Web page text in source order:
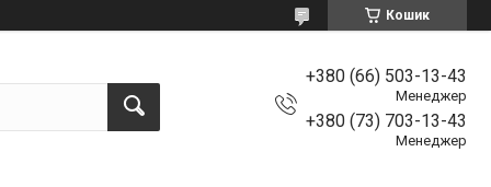
Кошик
+380 (66) 503-13-43
Менеджер
+380 (73) 703-13-43
Менеджер